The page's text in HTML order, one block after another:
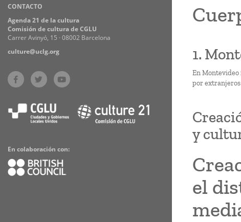
Practices
CONTACTO
Agenda 21 de la cultura
Comisión de cultura de CGLU
Carrer Avinyó, 15 · 08002 Barcelona
culture@uclg.org
En colaboración con:
1.
En Montevideo
por extranjeros
y
el